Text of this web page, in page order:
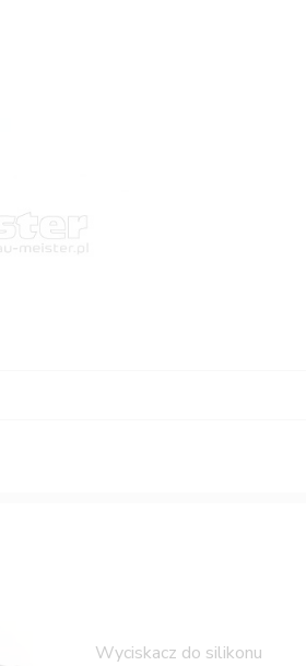
Wyciskacz do silikonu